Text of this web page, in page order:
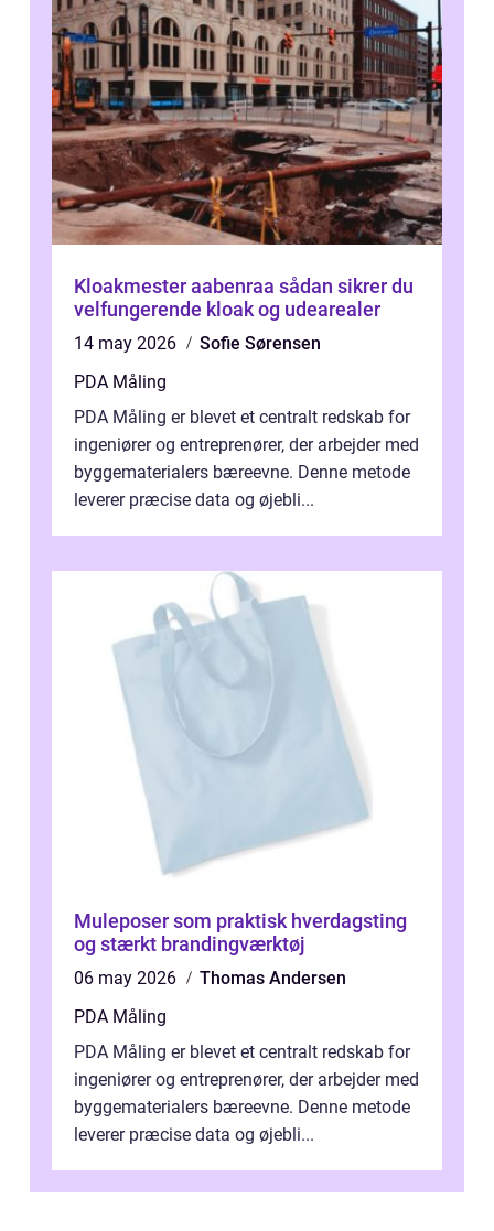
Kloakmester aabenraa sådan sikrer du
velfungerende kloak og udearealer
14 may 2026
Sofie Sørensen
PDA Måling
PDA Måling er blevet et centralt redskab for
ingeniører og entreprenører, der arbejder med
byggematerialers bæreevne. Denne metode
leverer præcise data og øjebli...
Muleposer som praktisk hverdagsting
og stærkt brandingværktøj
06 may 2026
Thomas Andersen
PDA Måling
PDA Måling er blevet et centralt redskab for
ingeniører og entreprenører, der arbejder med
byggematerialers bæreevne. Denne metode
leverer præcise data og øjebli...